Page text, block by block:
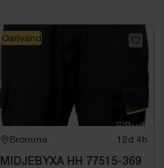
Bromma 12d 4h
MIDJEBYXA HH 77515-369
Oanvänd